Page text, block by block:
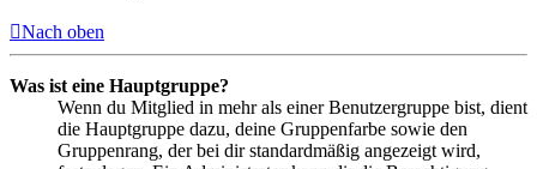
Nach oben
Was ist eine Hauptgruppe?
Wenn du Mitglied in mehr als einer Benutzergruppe bist, dient
die Hauptgruppe dazu, deine Gruppenfarbe sowie den
Gruppenrang, der bei dir standardmäßig angezeigt wird,